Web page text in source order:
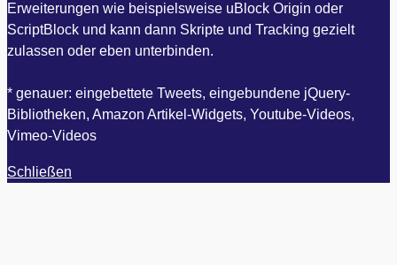
Erweiterungen wie beispielsweise uBlock Origin oder
ScriptBlock und kann dann Skripte und Tracking gezielt
zulassen oder eben unterbinden.
* genauer: eingebettete Tweets, eingebundene jQuery-
Bibliotheken, Amazon Artikel-Widgets, Youtube-Videos,
Vimeo-Videos
Schließen